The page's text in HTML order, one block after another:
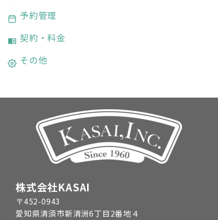
予約管理
契約・料金
その他
株式会社KASAI
〒452-0943
愛知県清須市新清洲6丁目2番地４